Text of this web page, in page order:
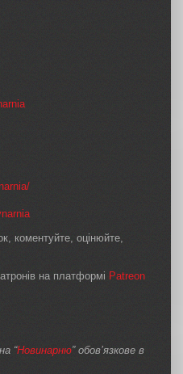
коментуйте, оцінюйте,
на платформі Patreon
“Новинарню” обов’язкове в